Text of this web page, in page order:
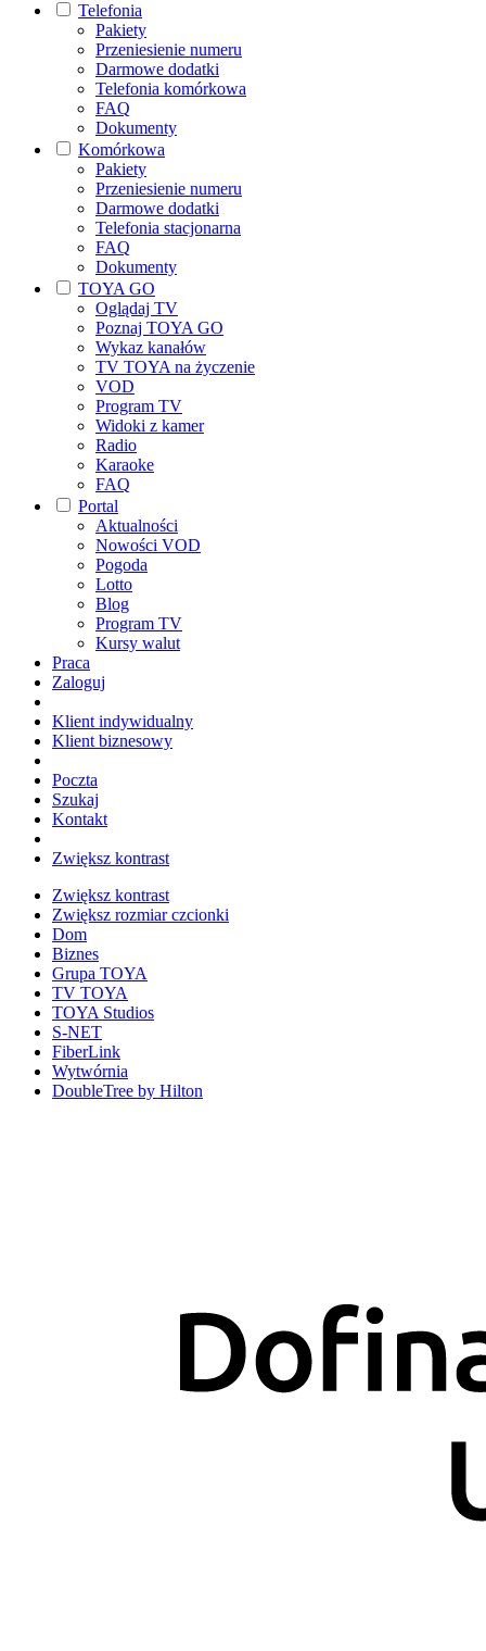
Telefonia
Pakiety
Przeniesienie numeru
Darmowe dodatki
Telefonia komórkowa
FAQ
Dokumenty
Komórkowa
Pakiety
Przeniesienie numeru
Darmowe dodatki
Telefonia stacjonarna
FAQ
Dokumenty
TOYA GO
Oglądaj TV
Poznaj TOYA GO
Wykaz kanałów
TV TOYA na życzenie
VOD
Program TV
Widoki z kamer
Radio
Karaoke
FAQ
Portal
Aktualności
Nowości VOD
Pogoda
Lotto
Blog
Program TV
Kursy walut
Praca
Zaloguj
Klient indywidualny
Klient biznesowy
Poczta
Szukaj
Kontakt
Zwiększ kontrast
Zwiększ kontrast
Zwiększ rozmiar czcionki
Dom
Biznes
Grupa TOYA
TV TOYA
TOYA Studios
S-NET
FiberLink
Wytwórnia
DoubleTree by Hilton